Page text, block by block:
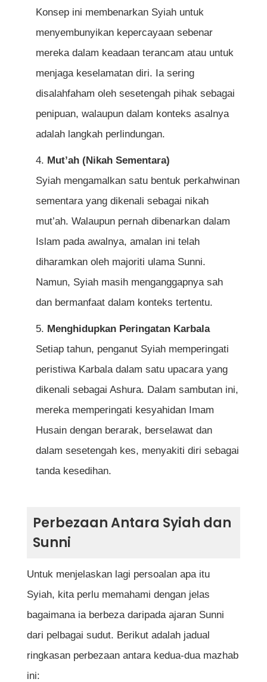
Konsep ini membenarkan Syiah untuk
menyembunyikan kepercayaan sebenar
mereka dalam keadaan terancam atau untuk
menjaga keselamatan diri. Ia sering
disalahfaham oleh sesetengah pihak sebagai
penipuan, walaupun dalam konteks asalnya
adalah langkah perlindungan.
Mut’ah (Nikah Sementara)
Syiah mengamalkan satu bentuk perkahwinan
sementara yang dikenali sebagai nikah
mut’ah. Walaupun pernah dibenarkan dalam
Islam pada awalnya, amalan ini telah
diharamkan oleh majoriti ulama Sunni.
Namun, Syiah masih menganggapnya sah
dan bermanfaat dalam konteks tertentu.
Menghidupkan Peringatan Karbala
Setiap tahun, penganut Syiah memperingati
peristiwa Karbala dalam satu upacara yang
dikenali sebagai Ashura. Dalam sambutan ini,
mereka memperingati kesyahidan Imam
Husain dengan berarak, berselawat dan
dalam sesetengah kes, menyakiti diri sebagai
tanda kesedihan.
Perbezaan Antara Syiah dan
Sunni
Untuk menjelaskan lagi persoalan apa itu
Syiah, kita perlu memahami dengan jelas
bagaimana ia berbeza daripada ajaran Sunni
dari pelbagai sudut. Berikut adalah jadual
ringkasan perbezaan antara kedua-dua mazhab
ini: